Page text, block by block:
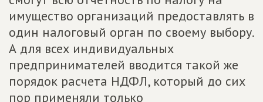
имущество организаций предоставлять в
один налоговый орган по своему выбору.
А для всех индивидуальных
предпринимателей вводится такой же
порядок расчета НДФЛ, который до сих
пор применяли только